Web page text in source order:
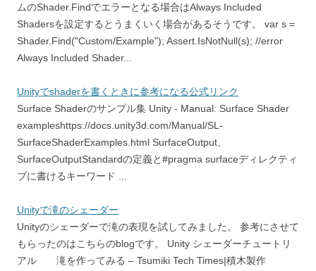
ムのShader.Findでエラーとなる場合はAlways Included
Shadersを設定するとうまくいく場合があるそうです。 var s =
Shader.Find("Custom/Example"); Assert.IsNotNull(s); //error
Always Included Shader...
Unityでshaderを書くときに参考になる公式リンク
Surface Shaderのサンプル集 Unity - Manual: Surface Shader
exampleshttps://docs.unity3d.com/Manual/SL-
SurfaceShaderExamples.html SurfaceOutput、
SurfaceOutputStandardの定義と#pragma surfaceディレクティ
ブに書けるキーワード ...
Unityで滝のシェーダー
Unityのシェーダーで滝の表現を試してみました。 参考にさせて
もらったのはこちらのblogです。 Unity シェーダーチュートリ
アル 滝を作ってみる – Tsumiki Tech Times|積木製作